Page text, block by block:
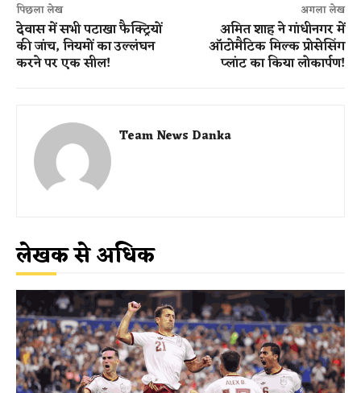
पिछला लेख
देवास में सभी पटाखा फैक्ट्रियों
की जांच, नियमों का उल्लंघन
करने पर एक सील!
अगला लेख
अमित शाह ने गांधीनगर में
ऑटोमैटिक मिल्क प्रोसेसिंग
प्लांट का किया लोकार्पण!
Team News Danka
लेखक से अधिक